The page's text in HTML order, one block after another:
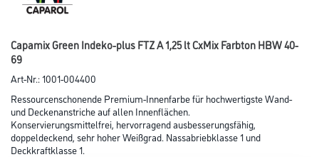
Capamix Green Indeko-plus FTZ A 1,25 lt CxMix Farbton HBW 40-
69
Art-Nr.:1001-004400
Ressourcenschonende Premium-Innenfarbe für hochwertigste Wand-
und Decken­anstriche auf allen Innenflächen.
Konservierungsmittelfrei, hervorragend ausbesserungsfähig,
doppeldeckend, sehr hoher Weißgrad. Nassabriebklasse 1 und
Deckkraftklasse 1.